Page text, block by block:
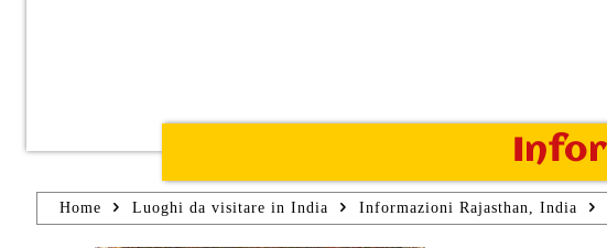
Home Luoghi da visitare in India Informazioni Rajasthan, India